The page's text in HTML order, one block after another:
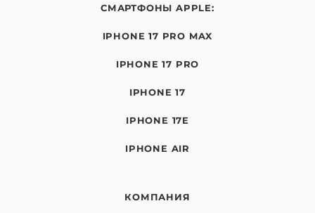
СМАРТФОНЫ APPLE:
IPHONE 17 PRO MAX
IPHONE 17 PRO
IPHONE 17
IPHONE 17E
IPHONE AIR
КОМПАНИЯ